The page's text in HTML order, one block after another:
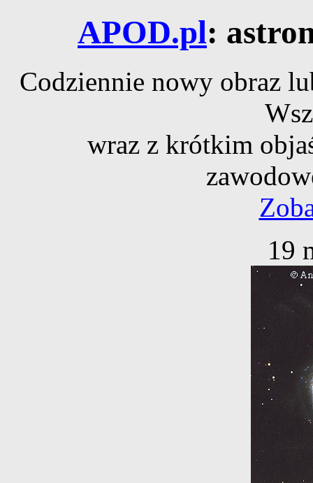
APOD.pl:
Codziennie nowy obraz
wraz z krótkim
19